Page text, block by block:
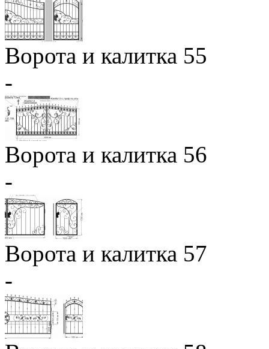
Ворота и калитка 55
-
Ворота и калитка 56
-
Ворота и калитка 57
-